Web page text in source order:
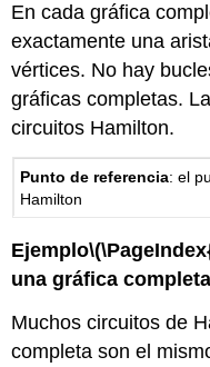
En cada gráfica
exactamente una
vértices. No hay
gráficas completas.
circuitos Hamilton.
Punto de referencia: el
Hamilton
Ejemplo
una gráfica completa
Muchos circuitos de
completa son el